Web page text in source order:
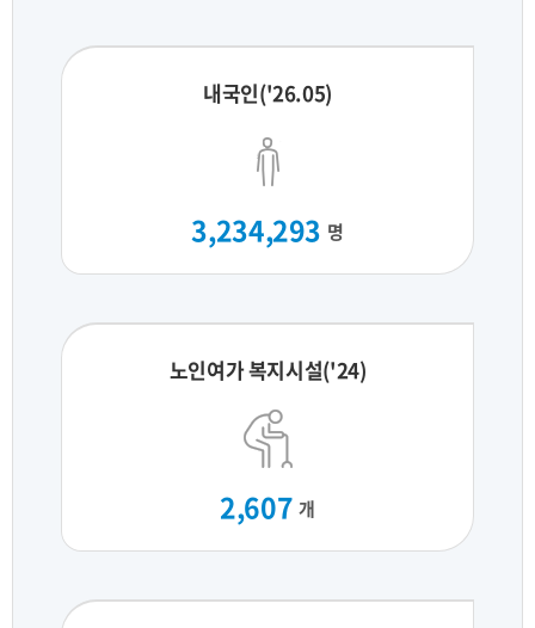
내국인('26.05)
3,234,293 명
노인여가 복지시설('24)
2,607 개